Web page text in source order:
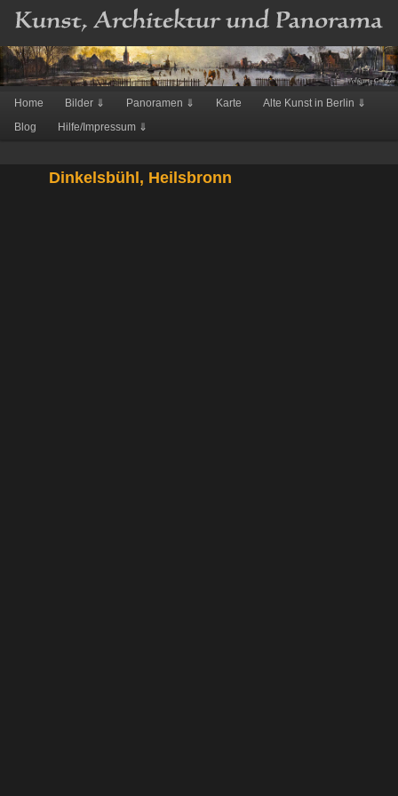
Hauptmenü
Zum
Inhalt
Home Bilder ⇓ Panoramen ⇓ Karte
Alte Kunst in Berlin ⇓
Blog
Hilfe/Impressum ⇓
Dinkelsbühl, Heilsbronn